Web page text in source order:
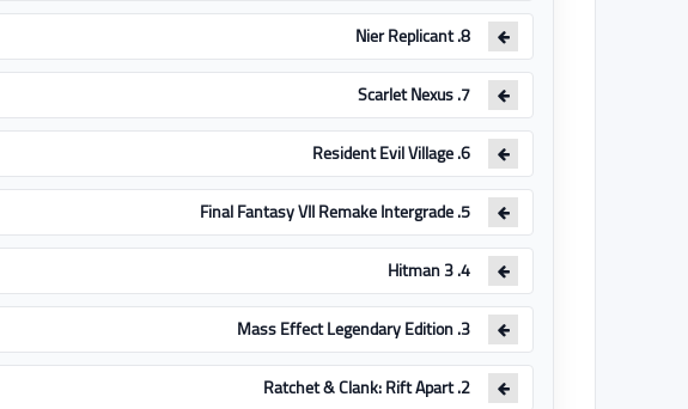
8. Nier Replicant
7. Scarlet Nexus
6. Resident Evil Village
5. Final Fantasy VII Remake Intergrade
4. Hitman 3
3. Mass Effect Legendary Edition
2. Ratchet & Clank: Rift Apart